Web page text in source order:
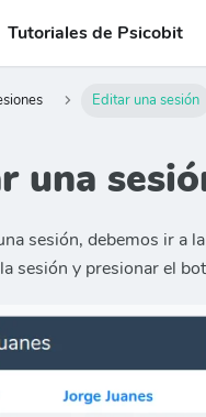
Tutoriales de Psicobit
Editar una sesión
una
sesión, debemos ir a
sesión y presionar el